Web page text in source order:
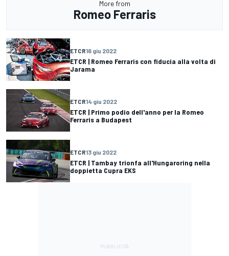
More from
Romeo Ferraris
ETCR16 giu 2022
ETCR | Romeo Ferraris con fiducia alla volta di
Jarama
ETCR14 giu 2022
ETCR | Primo podio dell'anno per la Romeo
Ferraris a Budapest
ETCR13 giu 2022
ETCR | Tambay trionfa all'Hungaroring nella
doppietta Cupra EKS